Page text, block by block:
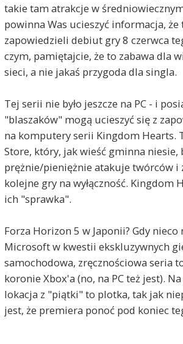
takie tam atrakcje w
powinna Was ucieszyć informacja, że
zapowiedzieli debiut gry 8 czerwca
czym, pamiętajcie, że to zabawa dla
sieci, a nie jakaś przygoda dla singla.
Tej serii nie było jeszcze na PC - i
"blaszaków" mogą ucieszyć się z
na komputery serii Kingdom Hearts.
Store, który, jak wieść gminna niesie,
prężnie/pieniężnie atakuje twórców i
kolejne gry na wyłączność. Kingdom
ich "sprawka".
Forza Horizon 5 w Japonii? Gdy nieco
Microsoft w kwestii ekskluzywnych
samochodowa, zręcznościowa seria
koronie Xbox'a (no, na PC też jest).
lokacja z "piątki" to plotka, tak jak
jest, że premiera ponoć pod koniec